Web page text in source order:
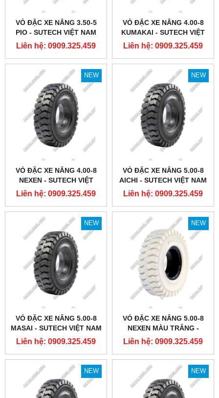
VỎ ĐẶC XE NÂNG 3.50-5
PIO - SUTECH VIỆT NAM
Liên hệ: 0909.325.459
VỎ ĐẶC XE NÂNG 4.00-8
KUMAKAI - SUTECH VIỆT
NAM
Liên hệ: 0909.325.459
NEW
VỎ ĐẶC XE NÂNG 4.00-8
NEXEN - SUTECH VIỆT
NAM
Liên hệ: 0909.325.459
NEW
VỎ ĐẶC XE NÂNG 5.00-8
AICHI - SUTECH VIỆT NAM
Liên hệ: 0909.325.459
NEW
VỎ ĐẶC XE NÂNG 5.00-8
MASAI - SUTECH VIỆT NAM
Liên hệ: 0909.325.459
NEW
VỎ ĐẶC XE NÂNG 5.00-8
NEXEN MÀU TRẮNG -
SUTECH VIỆT NAM
Liên hệ: 0909.325.459
NEW NEW